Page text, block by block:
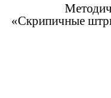
«Скрипичные